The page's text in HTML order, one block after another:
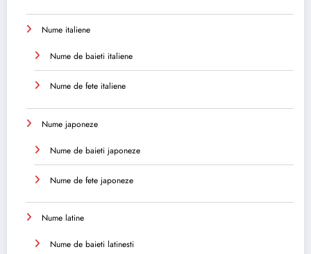
Nume italiene
Nume de baieti italiene
Nume de fete italiene
Nume japoneze
Nume de baieti japoneze
Nume de fete japoneze
Nume latine
Nume de baieti latinesti